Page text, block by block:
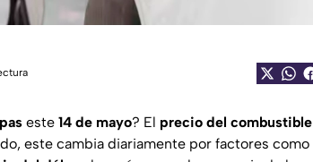
este 14 de mayo? El precio del combustible
este cambia diariamente por factores como